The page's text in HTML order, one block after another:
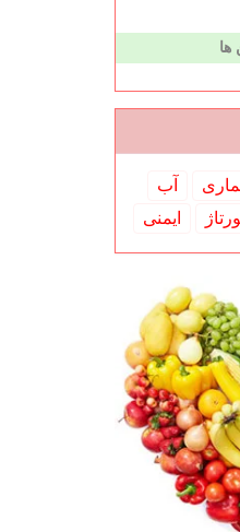
ها
آب
ایمنی